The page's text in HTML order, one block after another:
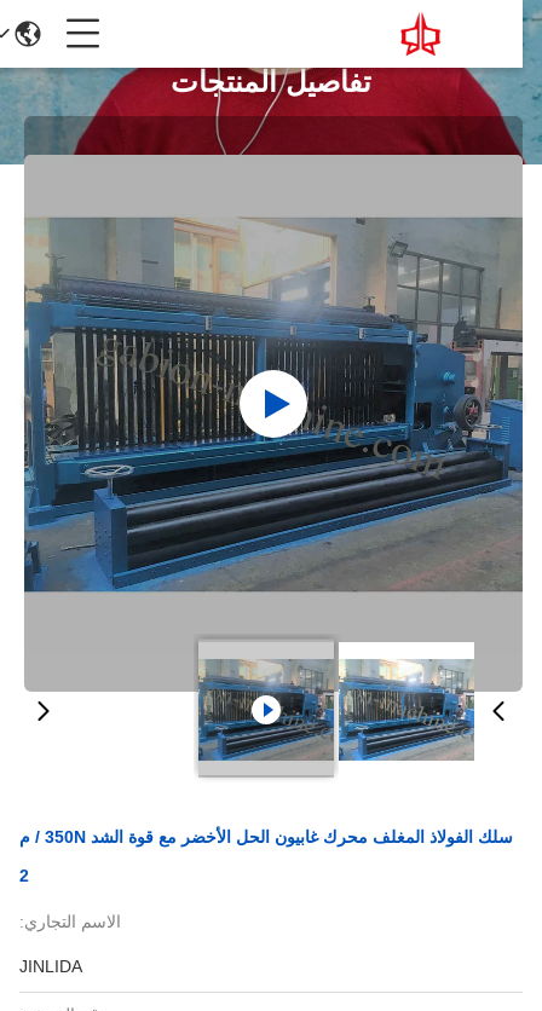
تفاصيل المنتجات
سلك الفولاذ المغلف محرك غابيون الحل الأخضر مع قوة الشد 350N / م
2
الاسم التجاري:
JINLIDA